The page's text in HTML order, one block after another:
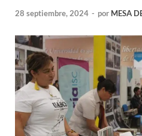
28 septiembre, 2024 - por MESA